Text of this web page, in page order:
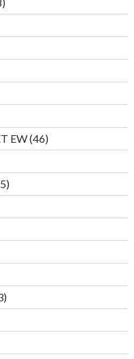
Produkte
EW 4646
Produkte
25
Produkte
73
Produkte